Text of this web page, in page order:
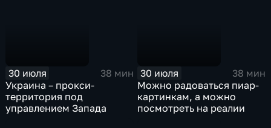
30 июля
38 мин
Украина – прокси-
территория под
управлением Запада
30 июля
38 мин
Можно радоваться пиар-
картинкам, а можно
посмотреть на реалии